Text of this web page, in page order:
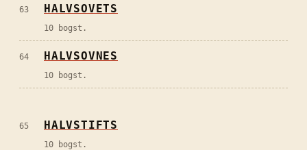
63 HALVSOVETS
10 bogst.
64 HALVSOVNES
10 bogst.
65 HALVSTIFTS
10 bogst.